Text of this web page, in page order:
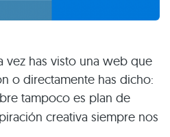
vez has visto una web que
o directamente has dicho:
tampoco es plan de
creativa siempre nos